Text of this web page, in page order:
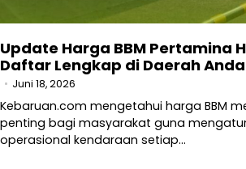
Update Harga BBM Pertamina
Daftar Lengkap di Daerah Anda
Juni 18, 2026
Kebaruan.com mengetahui harga BBM
penting bagi masyarakat guna
operasional kendaraan setiap…